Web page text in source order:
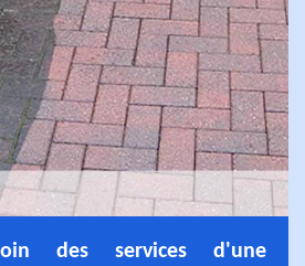
des services d'une